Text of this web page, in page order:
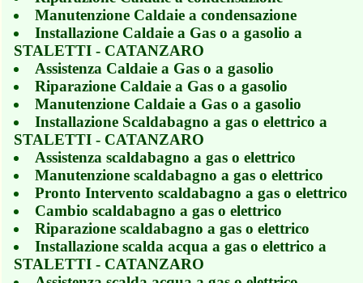
Manutenzione Caldaie a condensazione
Installazione Caldaie a Gas o a gasolio a
STALETTI - CATANZARO
Assistenza Caldaie a Gas o a gasolio
Riparazione Caldaie a Gas o a gasolio
Manutenzione Caldaie a Gas o a gasolio
Installazione Scaldabagno a gas o elettrico a
STALETTI - CATANZARO
Assistenza scaldabagno a gas o elettrico
Manutenzione scaldabagno a gas o elettrico
Pronto Intervento scaldabagno a gas o elettrico
Cambio scaldabagno a gas o elettrico
Riparazione scaldabagno a gas o elettrico
Installazione scalda acqua a gas o elettrico a
STALETTI - CATANZARO